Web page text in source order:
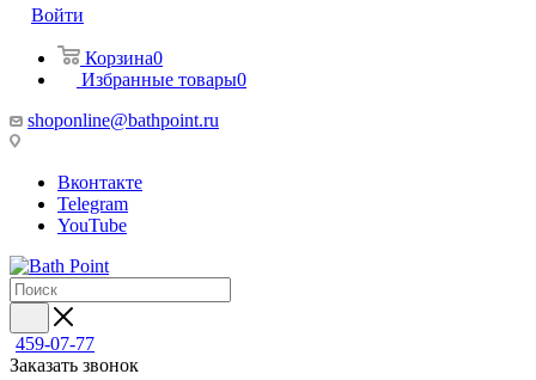
Войти
Корзина0
Избранные товары0
shoponline@bathpoint.ru
Вконтакте
Telegram
YouTube
459-07-77
Заказать звонок